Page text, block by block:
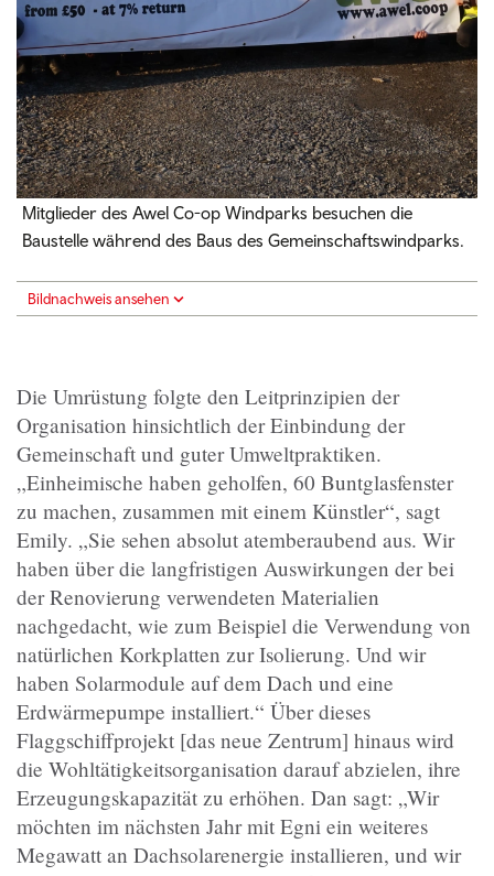
Mitglieder des Awel Co-op Windparks besuchen die
Baustelle während des Baus des Gemeinschaftswindparks.
Bildnachweis ansehen
Die Umrüstung folgte den Leitprinzipien der
Organisation hinsichtlich der Einbindung der
Gemeinschaft und guter Umweltpraktiken.
„Einheimische haben geholfen, 60 Buntglasfenster
zu machen, zusammen mit einem Künstler“, sagt
Emily. „Sie sehen absolut atemberaubend aus. Wir
haben über die langfristigen Auswirkungen der bei
der Renovierung verwendeten Materialien
nachgedacht, wie zum Beispiel die Verwendung von
natürlichen Korkplatten zur Isolierung. Und wir
haben Solarmodule auf dem Dach und eine
Erdwärmepumpe installiert.“ Über dieses
Flaggschiffprojekt [das neue Zentrum] hinaus wird
die Wohltätigkeitsorganisation darauf abzielen, ihre
Erzeugungskapazität zu erhöhen. Dan sagt: „Wir
möchten im nächsten Jahr mit Egni ein weiteres
Megawatt an Dachsolarenergie installieren, und wir